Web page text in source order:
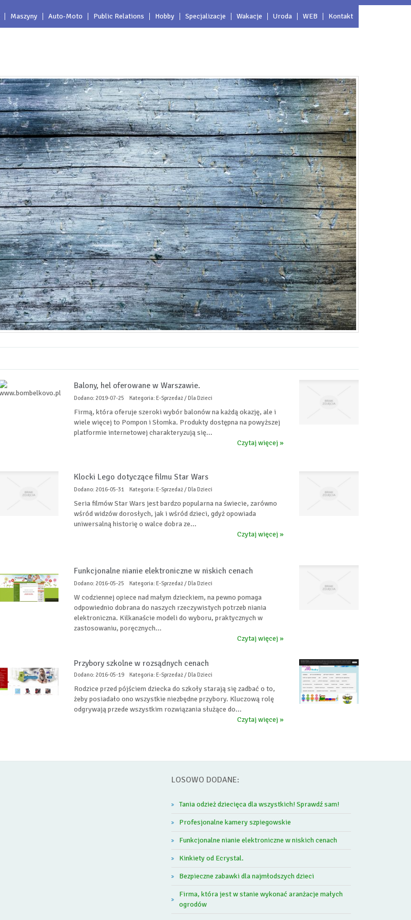
Maszyny Auto-Moto Public Relations Hobby Specjalizacje Wakacje Uroda WEB Kontakt
Balony, hel oferowane w Warszawie.
Dodano: 2019-07-25 Kategoria: E-Sprzedaż / Dla Dzieci
Firmą, która oferuje szeroki wybór balonów na każdą okazję, ale i
wiele więcej to Pompon i Słomka. Produkty dostępna na powyższej
platformie internetowej charakteryzują się...
Czytaj więcej »
Klocki Lego dotyczące filmu Star Wars
Dodano: 2016-05-31 Kategoria: E-Sprzedaż / Dla Dzieci
Seria filmów Star Wars jest bardzo popularna na świecie, zarówno
wśród widzów dorosłych, jak i wśród dzieci, gdyż opowiada
uniwersalną historię o walce dobra ze...
Czytaj więcej »
Funkcjonalne nianie elektroniczne w niskich cenach
Dodano: 2016-05-25 Kategoria: E-Sprzedaż / Dla Dzieci
W codziennej opiece nad małym dzieckiem, na pewno pomaga
odpowiednio dobrana do naszych rzeczywistych potrzeb niania
elektroniczna. Kilkanaście modeli do wyboru, praktycznych w
zastosowaniu, poręcznych...
Czytaj więcej »
Przybory szkolne w rozsądnych cenach
Dodano: 2016-05-19 Kategoria: E-Sprzedaż / Dla Dzieci
Rodzice przed pójściem dziecka do szkoły starają się zadbać o to,
żeby posiadało ono wszystkie niezbędne przybory. Kluczową rolę
odgrywają przede wszystkim rozwiązania służące do...
Czytaj więcej »
LOSOWO DODANE:
Tania odzież dziecięca dla wszystkich! Sprawdź sam!
Profesjonalne kamery szpiegowskie
Funkcjonalne nianie elektroniczne w niskich cenach
Kinkiety od Ecrystal.
Bezpieczne zabawki dla najmłodszych dzieci
Firma, która jest w stanie wykonać aranżacje małych
ogrodów